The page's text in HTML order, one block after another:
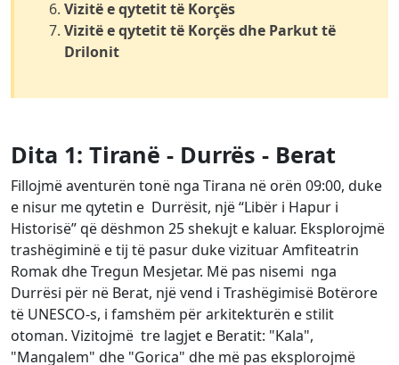
Vizitë e qytetit të Korçës
Vizitë e qytetit të Korçës dhe Parkut të
Drilonit
Dita 1: Tiranë - Durrës - Berat
Fillojmë aventurën tonë nga Tirana në orën 09:00, duke
e nisur me qytetin e Durrësit, një “Libër i Hapur i
Historisë” që dëshmon 25 shekujt e kaluar. Eksplorojmë
trashëgiminë e tij të pasur duke vizituar Amfiteatrin
Romak dhe Tregun Mesjetar. Më pas nisemi nga
Durrësi për në Berat, një vend i Trashëgimisë Botërore
të UNESCO-s, i famshëm për arkitekturën e stilit
otoman. Vizitojmë tre lagjet e Beratit: "Kala",
"Mangalem" dhe "Gorica" dhe më pas eksplorojmë